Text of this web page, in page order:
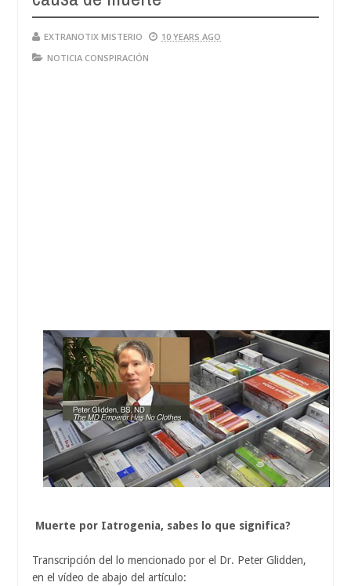
EXTRANOTIX MISTERIO
10 YEARS AGO
NOTICIA CONSPIRACIÓN
Muerte por Iatrogenia, sabes lo que significa?
Transcripción del lo mencionado por el Dr. Peter Glidden,
en el vídeo de abajo del artículo: